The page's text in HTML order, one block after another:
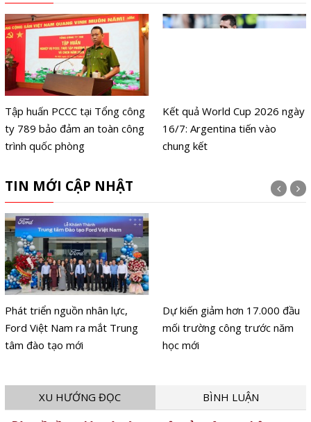
Tập huấn PCCC tại Tổng công
ty 789 bảo đảm an toàn công
trình quốc phòng
Kết quả World Cup 2026 ngày
16/7: Argentina tiến vào
chung kết
TIN MỚI CẬP NHẬT
Phát triển nguồn nhân lực,
Ford Việt Nam ra mắt Trung
tâm đào tạo mới
Dự kiến giảm hơn 17.000 đầu
mối trường công trước năm
học mới
XU HƯỚNG ĐỌC BÌNH LUẬN